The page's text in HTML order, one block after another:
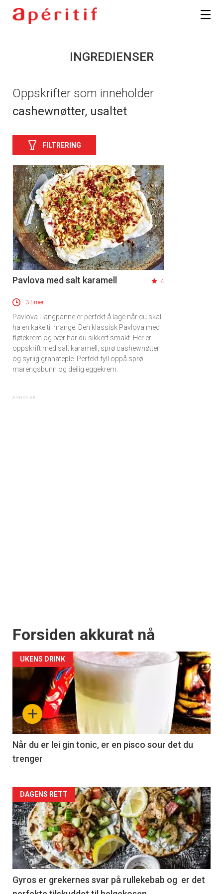
INGREDIENSER
Oppskrifter som inneholder
cashewnøtter, usaltet
FILTRERING
Pavlova med salt karamell 4
3 timer
Pavlova i langpanne er perfekt å lage når du skal
ha en kake til mange. Den klassisk Pavlova med
fløtekrem og bær har du sikkert smakt. Her er
oppskrift med salt karamell, sprø cashewnøtter
og syrlig granateple. Perfekt fyll oppå sprø
marengsbunn og deilig eggekrem.
Forsiden akkurat nå
+
UKENS DRINK
Når du er lei gin tonic, er en pisco sour det du
trenger
Forsiden
akkurat
nå
-
2
DAGENS RETT
Gyros er grekernes svar på rullekebab og er det